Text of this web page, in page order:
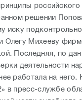
российского
решении
иску
Олегу Михееву
Последняя, по
деятельности
работала на
в пресс-службе